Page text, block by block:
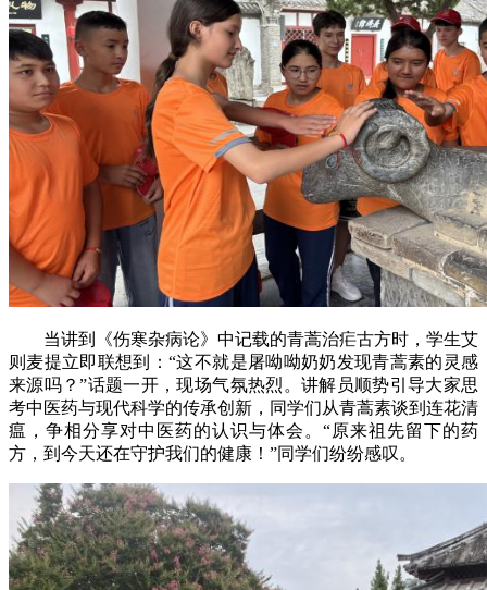
当讲到《伤寒杂病论》中记载的青蒿治疟古方时，学生艾
则麦提立即联想到：“这不就是屠呦呦奶奶发现青蒿素的灵感
来源吗？”话题一开，现场气氛热烈。讲解员顺势引导大家思
考中医药与现代科学的传承创新，同学们从青蒿素谈到连花清
瘟，争相分享对中医药的认识与体会。“原来祖先留下的药
方，到今天还在守护我们的健康！”同学们纷纷感叹。